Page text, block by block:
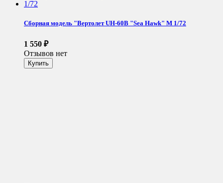
Сборная модель "Вертолет UH-60B "Sea Hawk" М 1/72
1 550 ₽
Отзывов нет